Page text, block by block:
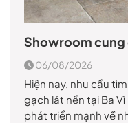
Showroom cung
06/08/2026
Hiện nay, nhu cầu
gạch lát nền tại Ba
phát triển mạnh về